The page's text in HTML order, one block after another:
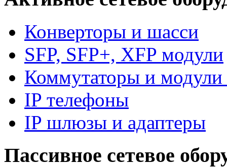
Конверторы и шасси
SFP, SFP+, XFP модули
Коммутаторы и модули
IP телефоны
IP шлюзы и адаптеры
Пассивное сетевое